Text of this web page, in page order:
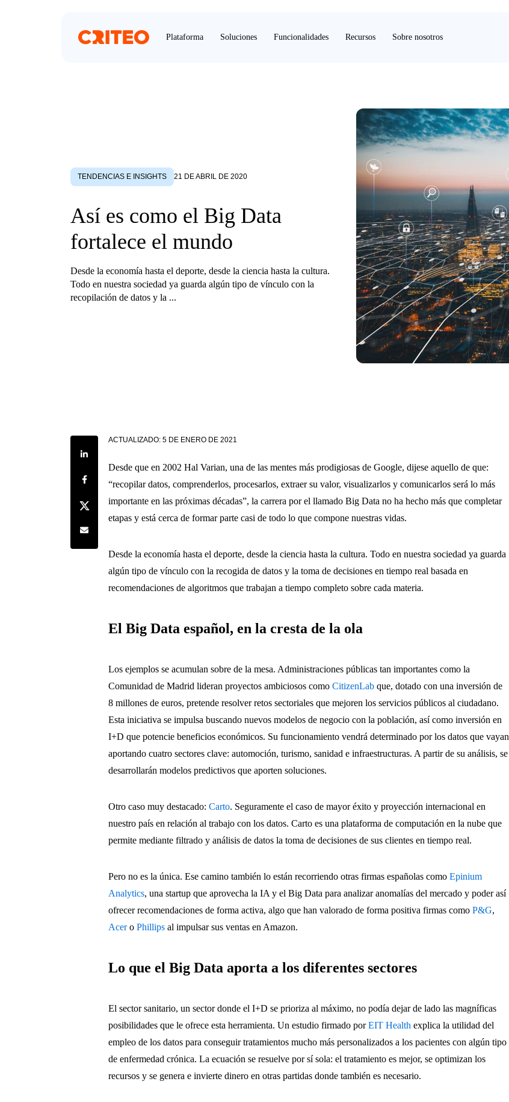
Plataforma Soluciones Funcionalidades Recursos Sobre nosotros
TENDENCIAS E INSIGHTS 21 DE ABRIL DE 2020
Así es como el Big Data
fortalece el mundo
Desde la economía hasta el deporte, desde la ciencia hasta la cultura.
Todo en nuestra sociedad ya guarda algún tipo de vínculo con la
recopilación de datos y la ...
Share on LinkedIn
Share on Facebook
Share on Twitter
Share by e-mail
ACTUALIZADO: 5 DE ENERO DE 2021
Desde que en 2002 Hal Varian, una de las mentes más prodigiosas de Google, dijese aquello de que:
“recopilar datos, comprenderlos, procesarlos, extraer su valor, visualizarlos y comunicarlos será lo más
importante en las próximas décadas”, la carrera por el llamado Big Data no ha hecho más que completar
etapas y está cerca de formar parte casi de todo lo que compone nuestras vidas.
Desde la economía hasta el deporte, desde la ciencia hasta la cultura. Todo en nuestra sociedad ya guarda
algún tipo de vínculo con la recogida de datos y la toma de decisiones en tiempo real basada en
recomendaciones de algoritmos que trabajan a tiempo completo sobre cada materia.
El Big Data español, en la cresta de la ola
Los ejemplos se acumulan sobre de la mesa. Administraciones públicas tan importantes como la
Comunidad de Madrid lideran proyectos ambiciosos comoCitizenLab que, dotado con una inversión de
8 millones de euros, pretende resolver retos sectoriales que mejoren los servicios públicos al ciudadano.
Esta iniciativa se impulsa buscando nuevos modelos de negocio con la población, así como inversión en
I+D que potencie beneficios económicos. Su funcionamiento vendrá determinado por los datos que vayan
aportando cuatro sectores clave: automoción, turismo, sanidad e infraestructuras. A partir de su análisis, se
desarrollarán modelos predictivos que aporten soluciones.
Otro caso muy destacado:Carto. Seguramente el caso de mayor éxito y proyección internacional en
nuestro país en relación al trabajo con los datos. Carto es una plataforma de computación en la nube que
permite mediante filtrado y análisis de datos la toma de decisiones de sus clientes en tiempo real.
Pero no es la única. Ese camino también lo están recorriendo otras firmas españolas comoEpinium
Analytics, una startup que aprovecha la IA y el Big Data para analizar anomalías del mercado y poder así
ofrecer recomendaciones de forma activa, algo que han valorado de forma positiva firmas comoP&G,
AceroPhillips al impulsar sus ventas en Amazon.
Lo que el Big Data aporta a los diferentes sectores
El sector sanitario, un sector donde el I+D se prioriza al máximo, no podía dejar de lado las magníficas
posibilidades que le ofrece esta herramienta. Un estudio firmado porEIT Health explica la utilidad del
empleo de los datos para conseguir tratamientos mucho más personalizados a los pacientes con algún tipo
de enfermedad crónica. La ecuación se resuelve por sí sola: el tratamiento es mejor, se optimizan los
recursos y se genera e invierte dinero en otras partidas donde también es necesario.